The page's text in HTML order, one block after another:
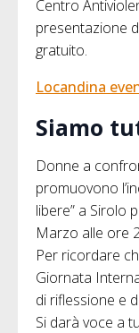
Centro
presentazione
gratuito.
Locandina
Siamo
Donne a
promuovono
libere” a Sirolo
Marzo alle ore
Per ricordare
Giornata
di riflessione e
Si darà voce a